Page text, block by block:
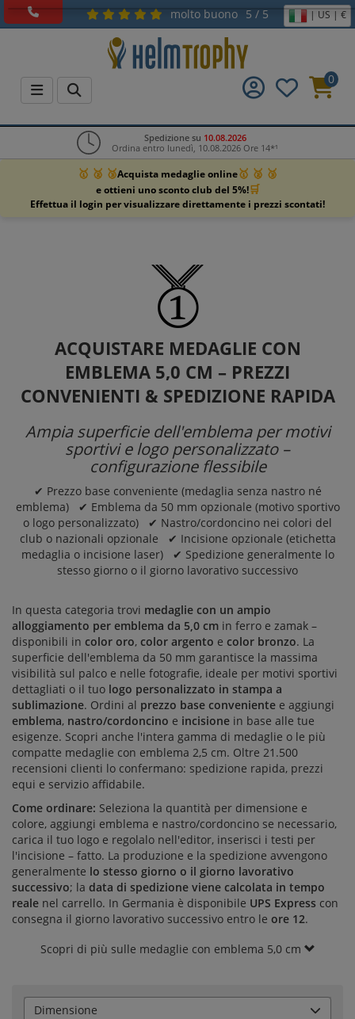
molto buono 5 / 5 | US | €
0
Spedizione su 10.08.2026
Ordina entro lunedì, 10.08.2026 Ore 14*¹
🥇 🥈 🥉Acquista medaglie online🥇 🥈 🥉
e ottieni uno sconto club del 5%!🛒
Effettua il login per visualizzare direttamente i prezzi scontati!
ACQUISTARE MEDAGLIE CON
EMBLEMA 5,0 CM – PREZZI
CONVENIENTI & SPEDIZIONE RAPIDA
Ampia superficie dell'emblema per motivi
sportivi e logo personalizzato –
configurazione flessibile
✔ Prezzo base conveniente (medaglia senza nastro né
emblema) ✔ Emblema da 50 mm opzionale (motivo sportivo
o logo personalizzato) ✔ Nastro/cordoncino nei colori del
club o nazionali opzionale ✔ Incisione opzionale (etichetta
medaglia o incisione laser) ✔ Spedizione generalmente lo
stesso giorno o il giorno lavorativo successivo
In questa categoria trovi medaglie con un ampio
alloggiamento per emblema da 5,0 cm in ferro e zamak –
disponibili in color oro, color argento e color bronzo. La
superficie dell'emblema da 50 mm garantisce la massima
visibilità sul palco e nelle fotografie, ideale per motivi sportivi
dettagliati o il tuo logo personalizzato in stampa a
sublimazione. Ordini al prezzo base conveniente e aggiungi
emblema, nastro/cordoncino e incisione in base alle tue
esigenze. Scopri anche l'intera gamma di medaglie o le più
compatte medaglie con emblema 2,5 cm. Oltre 21.500
recensioni clienti lo confermano: spedizione rapida, prezzi
equi e servizio affidabile.
Come ordinare: Seleziona la quantità per dimensione e
colore, aggiungi emblema e nastro/cordoncino se necessario,
carica il tuo logo e regolalo nell'editor, inserisci i testi per
l'incisione – fatto. La produzione e la spedizione avvengono
generalmente lo stesso giorno o il giorno lavorativo
successivo; la data di spedizione viene calcolata in tempo
reale nel carrello. In Germania è disponibile UPS Express con
consegna il giorno lavorativo successivo entro le ore 12.
Scopri di più sulle medaglie con emblema 5,0 cm
Dimensione